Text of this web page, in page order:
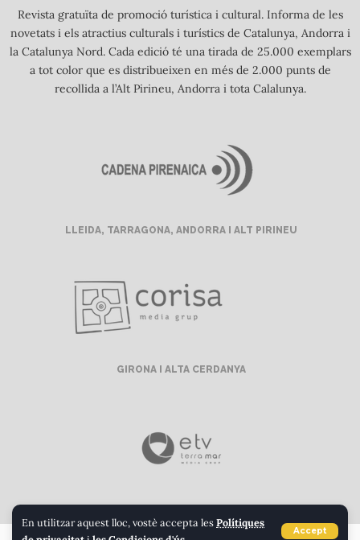
En utilitzar aquest lloc, vostè accepta lesPolítiques
Accept
Revista gratuïta de promoció turística i cultural. Informa de les
novetats i els atractius culturals i turístics de Catalunya, Andorra i
la Catalunya Nord. Cada edició té una tirada de 25.000 exemplars
a tot color que es distribueixen en més de 2.000 punts de
recollida a l’Alt Pirineu, Andorra i tota Calalunya.
LLEIDA, TARRAGONA, ANDORRA I ALT PIRINEU
GIRONA I ALTA CERDANYA